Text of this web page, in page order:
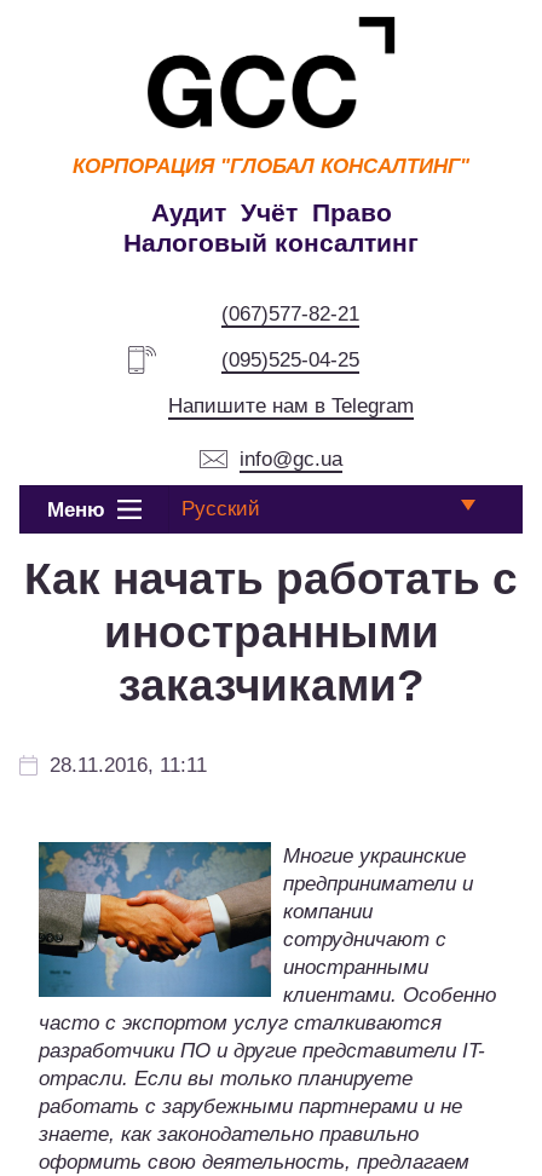
КОРПОРАЦИЯ "ГЛОБАЛ КОНСАЛТИНГ"
Аудит Учёт Право
Налоговый консалтинг
(067)577-82-21
(095)525-04-25
Напишите нам в Telegram
info@gc.ua
Меню Русский
Как начать работать с
иностранными
заказчиками?
28.11.2016, 11:11
Многие украинские
предприниматели и
компании
сотрудничают с
иностранными
клиентами. Особенно
часто с экспортом услуг сталкиваются
разработчики ПО и другие представители IT-
отрасли. Если вы только планируете
работать с зарубежными партнерами и не
знаете, как законодательно правильно
оформить свою деятельность, предлагаем